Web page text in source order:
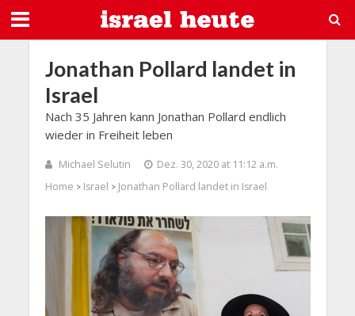
Jonathan Pollard landet in
Israel
Nach 35 Jahren kann Jonathan Pollard endlich
wieder in Freiheit leben
Michael Selutin
Dez. 30, 2020 at 11:12 a.m.
Home > Israel > Jonathan Pollard landet in Israel